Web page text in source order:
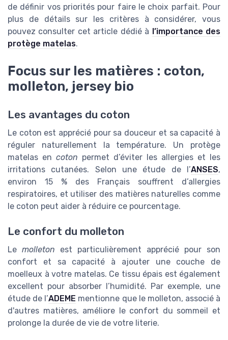
de définir vos priorités pour faire le choix parfait. Pour
plus de détails sur les critères à considérer, vous
pouvez consulter cet article dédié à l’importance des
protège matelas.
Focus sur les matières : coton,
molleton, jersey bio
Les avantages du coton
Le coton est apprécié pour sa douceur et sa capacité à
réguler naturellement la température. Un protège
matelas en coton permet d’éviter les allergies et les
irritations cutanées. Selon une étude de l’ANSES,
environ 15 % des Français souffrent d’allergies
respiratoires, et utiliser des matières naturelles comme
le coton peut aider à réduire ce pourcentage.
Le confort du molleton
Le molleton est particulièrement apprécié pour son
confort et sa capacité à ajouter une couche de
moelleux à votre matelas. Ce tissu épais est également
excellent pour absorber l’humidité. Par exemple, une
étude de l’ADEME mentionne que le molleton, associé à
d'autres matières, améliore le confort du sommeil et
prolonge la durée de vie de votre literie.